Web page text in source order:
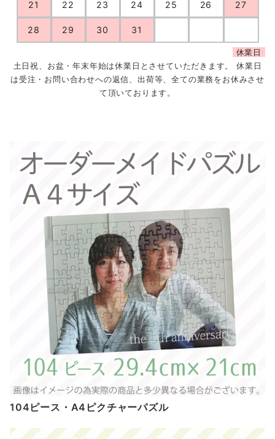
21 22 23 24 25 26 27
28 29 30 31
休業日
土日祝、お盆・年末年始は休業日とさせていただきます。 休業日
は受注・お問い合わせへの返信、出荷等、全ての業務をお休みさせ
て頂いております。
104ピース・A4ピクチャーパズル